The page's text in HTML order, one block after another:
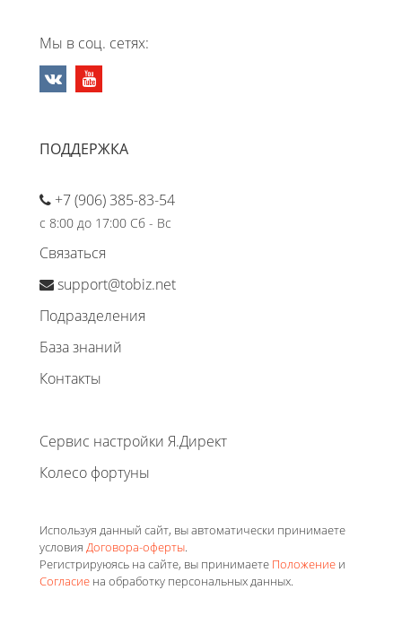
Мы в соц. сетях:
ПОДДЕРЖКА
+7 (906) 385-83-54
с 8:00 до 17:00 Сб - Вс
Связаться
support@tobiz.net
Подразделения
База знаний
Контакты
Сервис настройки Я.Директ
Колесо фортуны
Используя данный сайт, вы автоматически принимаете
условия Договора-оферты.
Регистрируюясь на сайте, вы принимаете Положение и
Согласие на обработку персональных данных.